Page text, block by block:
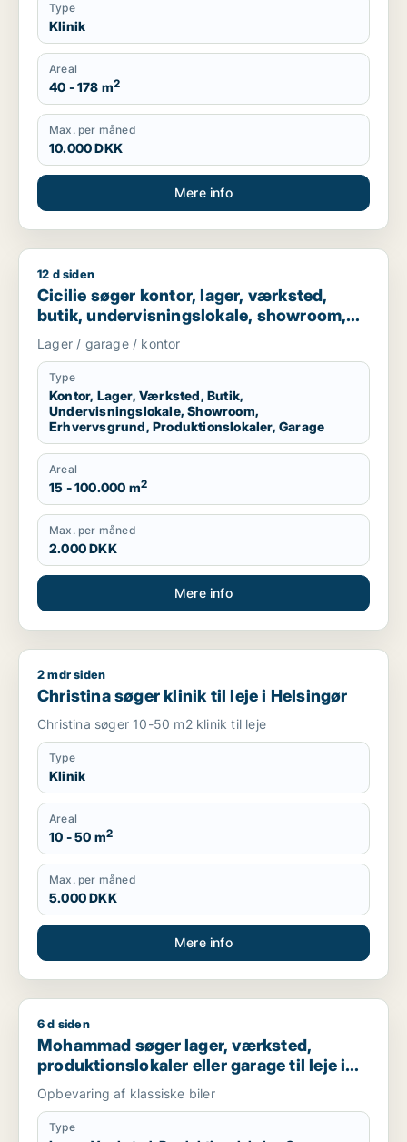
Type
Klinik
Areal
40 - 178 m2
Max. per måned
10.000 DKK
Mere info
Cicilie søger kontor, lager, værksted, butik,
12 d siden
Cicilie søger kontor, lager, værksted,
butik, undervisningslokale, showroom,
erhvervsgrund, produktionslokaler eller
garage til leje i Region Sjælland eller
Nordsjælland
Lager / garage / kontor
Type
Kontor, Lager, Værksted, Butik,
Undervisningslokale, Showroom,
Erhvervsgrund, Produktionslokaler, Garage
Areal
15 - 100.000 m2
Max. per måned
2.000 DKK
Mere info
Christina søger klinik til leje i Helsingør
2 mdr siden
Christina søger klinik til leje i Helsingør
Christina søger 10-50 m2 klinik til leje
Type
Klinik
Areal
10 - 50 m2
Max. per måned
5.000 DKK
Mere info
Mohammad søger lager, værksted, produktionslokaler eller
6 d siden
Mohammad søger lager, værksted,
produktionslokaler eller garage til leje i
Helsingør eller Humlebæk
Opbevaring af klassiske biler
Type